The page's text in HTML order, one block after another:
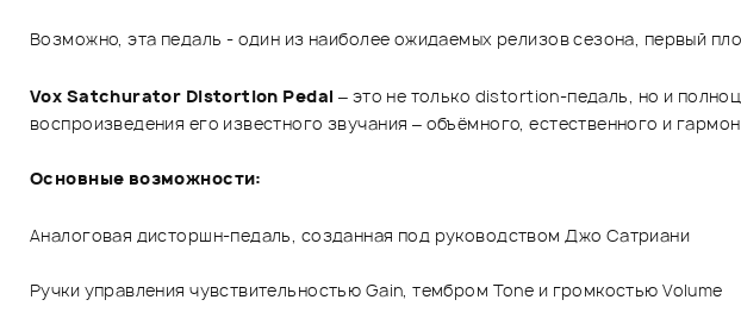
Возможно, эта педаль - один из наиболее ожидаемых релизов сезона, первый
Vox Satchurator Distortion Pedal – это не только distortion-педаль, но и
воспроизведения его известного звучания – объёмного, естественного и
Основные возможности:
Аналоговая дисторшн-педаль, созданная под руководством Джо Сатриани
Ручки управления чувствительностью Gain, тембром Tone и громкостью Volume